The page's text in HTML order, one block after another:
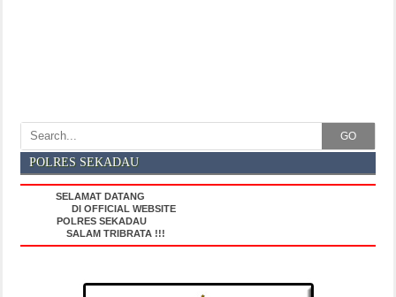
GO
POLRES SEKADAU
SELAMAT DATANG
DI OFFICIAL WEBSITE
POLRES SEKADAU
SALAM TRIBRATA !!!